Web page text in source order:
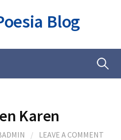
Blog
Ricerca
Karen
/ LEAVE A COMMENT